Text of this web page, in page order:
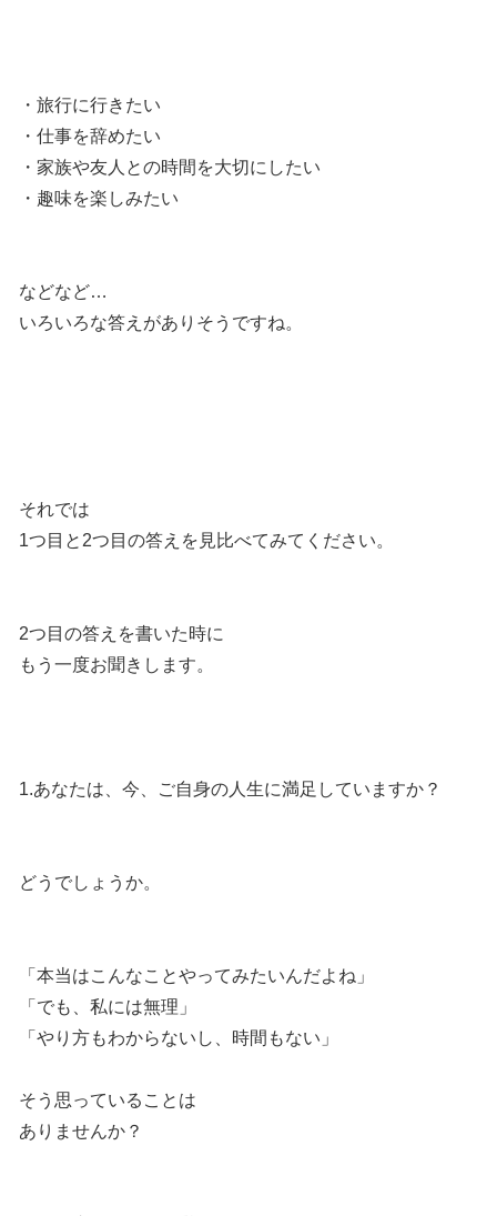
・旅行に行きたい
・仕事を辞めたい
・家族や友人との時間を大切にしたい
・趣味を楽しみたい
などなど…
いろいろな答えがありそうですね。
それでは
1つ目と2つ目の答えを見比べてみてください。
2つ目の答えを書いた時に
もう一度お聞きします。
1.あなたは、今、ご自身の人生に満足していますか？
どうでしょうか。
「本当はこんなことやってみたいんだよね」
「でも、私には無理」
「やり方もわからないし、時間もない」
そう思っていることは
ありませんか？